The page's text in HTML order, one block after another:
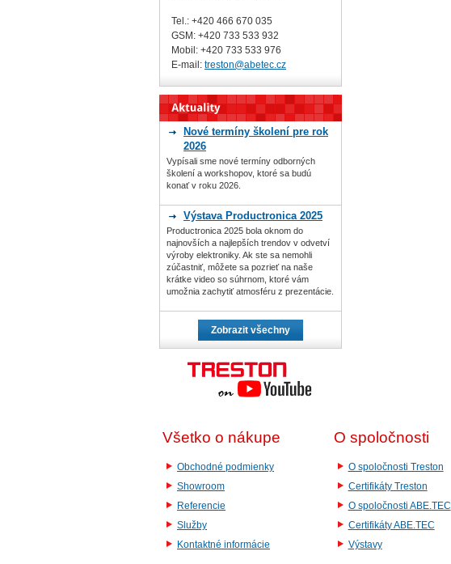
Tel.: +420 466 670 035
GSM: +420 733 533 932
Mobil: +420 733 533 976
E-mail: treston@abetec.cz
Nové termíny školení pre rok
2026
Vypísali sme nové termíny odborných
školení a workshopov, ktoré sa budú
konať v roku 2026.
Výstava Productronica 2025
Productronica 2025 bola oknom do
najnovších a najlepších trendov v odvetví
výroby elektroniky. Ak ste sa nemohli
zúčastniť, môžete sa pozrieť na naše
krátke video so súhrnom, ktoré vám
umožnia zachytiť atmosféru z prezentácie.
Zobrazit všechny
Všetko o nákupe
Obchodné podmienky
Showroom
Referencie
Služby
Kontaktné informácie
O spoločnosti
O spoločnosti Treston
Certifikáty Treston
O spoločnosti ABE.TEC
Certifikáty ABE.TEC
Výstavy